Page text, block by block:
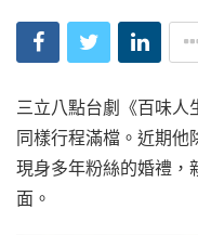
三立八點台劇《百味人
同樣行程滿檔。近期
現身多年粉絲的婚禮，
面。